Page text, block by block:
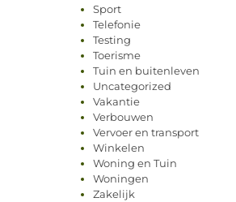
Sport
Telefonie
Testing
Toerisme
Tuin en buitenleven
Uncategorized
Vakantie
Verbouwen
Vervoer en transport
Winkelen
Woning en Tuin
Woningen
Zakelijk